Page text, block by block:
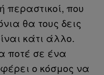
περαστικοί, που
θα τους δεις
κάτι άλλο.
ποτέ σε ένα
ο κόσμος να